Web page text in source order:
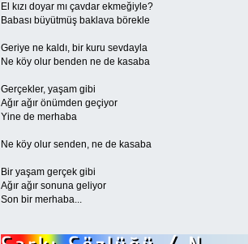
El kızı doyar mı çavdar ekmeğiyle?
Babası büyütmüş baklava börekle
Geriye ne kaldı, bir kuru sevdayla
Ne köy olur benden ne de kasaba
Gerçekler, yaşam gibi
Ağır ağır önümden geçiyor
Yine de merhaba
Ne köy olur senden, ne de kasaba
Bir yaşam gerçek gibi
Ağır ağır sonuna geliyor
Son bir merhaba...